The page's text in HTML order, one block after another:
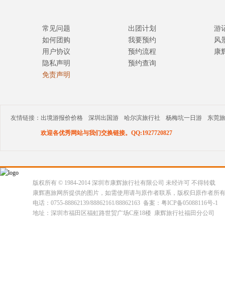
常见问题
如何团购
用户协议
隐私声明
免责声明
出团计划
我要预约
预约流程
预约查询
游
风
康
友情链接： 出境游报价价格 深圳出国游 哈尔滨旅行社 杨梅坑一日游 东莞
欢迎各优秀网站与我们交换链接。QQ:1927720827
版权所有 © 1984-2014 深圳市康辉旅行社有限公司 未经许可 不得转载
康辉惠旅网所提供的图片，如需使用请与原作者联系，版权归原作者所
电话：0755-88862139/88862161/88862163 备案：粤ICP备05088116号-1
地址：深圳市福田区福虹路世贸广场C座18楼 康辉旅行社福田分公司